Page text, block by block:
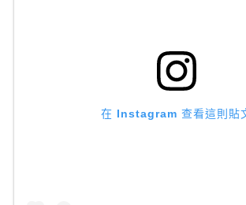
在 Instagram 查看這則貼